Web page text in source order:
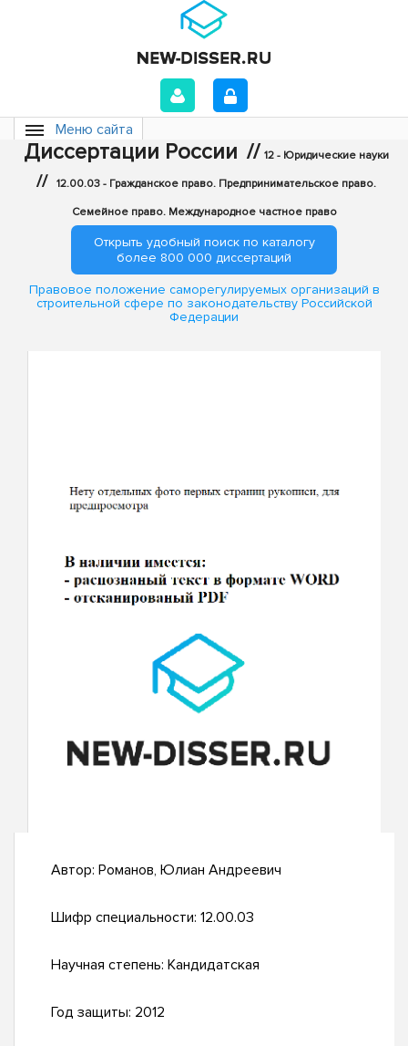
Меню сайта
Диссертации России // 12 - Юридические науки
// 12.00.03 - Гражданское право. Предпринимательское право.
Семейное право. Международное частное право
Открыть удобный поиск по каталогу
более 800 000 диссертаций
Правовое положение саморегулируемых организаций в
строительной сфере по законодательству Российской
Федерации
Автор: Романов, Юлиан Андреевич
Шифр специальности: 12.00.03
Научная степень: Кандидатская
Год защиты: 2012